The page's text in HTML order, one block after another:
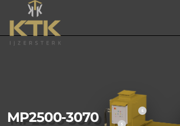
MP2500-3070